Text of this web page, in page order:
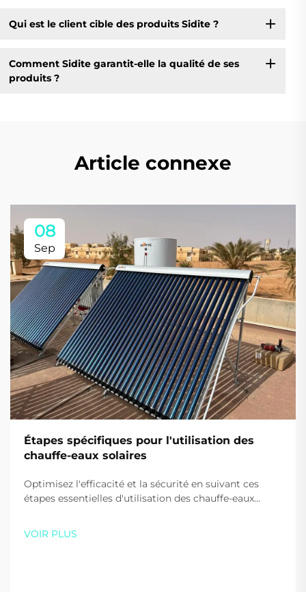
Qui est le client cible des produits Sidite ?
Comment Sidite garantit-elle la qualité de ses
produits ?
Article connexe
08
Sep
Étapes spécifiques pour l'utilisation des
chauffe-eaux solaires
Optimisez l'efficacité et la sécurité en suivant ces
étapes essentielles d'utilisation des chauffe-eaux
d'appoint. Commencez à économiser de l'énergie dès
VOIR PLUS